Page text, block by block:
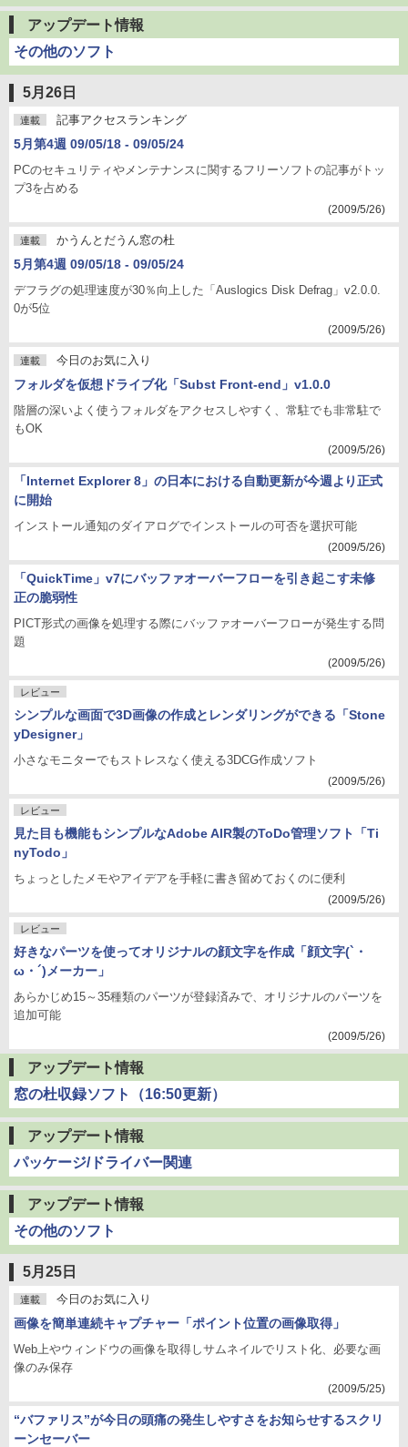
アップデート情報
その他のソフト
5月26日
連載 記事アクセスランキング
5月第4週 09/05/18 - 09/05/24
PCのセキュリティやメンテナンスに関するフリーソフトの記事がトッ
プ3を占める
(2009/5/26)
連載 かうんとだうん窓の杜
5月第4週 09/05/18 - 09/05/24
デフラグの処理速度が30％向上した「Auslogics Disk Defrag」v2.0.0.
0が5位
(2009/5/26)
連載 今日のお気に入り
フォルダを仮想ドライブ化「Subst Front-end」v1.0.0
階層の深いよく使うフォルダをアクセスしやすく、常駐でも非常駐で
もOK
(2009/5/26)
「Internet Explorer 8」の日本における自動更新が今週より正式
に開始
インストール通知のダイアログでインストールの可否を選択可能
(2009/5/26)
「QuickTime」v7にバッファオーバーフローを引き起こす未修
正の脆弱性
PICT形式の画像を処理する際にバッファオーバーフローが発生する問
題
(2009/5/26)
レビュー
シンプルな画面で3D画像の作成とレンダリングができる「Stone
yDesigner」
小さなモニターでもストレスなく使える3DCG作成ソフト
(2009/5/26)
レビュー
見た目も機能もシンプルなAdobe AIR製のToDo管理ソフト「Ti
nyTodo」
ちょっとしたメモやアイデアを手軽に書き留めておくのに便利
(2009/5/26)
レビュー
好きなパーツを使ってオリジナルの顔文字を作成「顔文字(`・
ω・´)メーカー」
あらかじめ15～35種類のパーツが登録済みで、オリジナルのパーツを
追加可能
(2009/5/26)
アップデート情報
窓の杜収録ソフト（16:50更新）
アップデート情報
パッケージ/ドライバー関連
アップデート情報
その他のソフト
5月25日
連載 今日のお気に入り
画像を簡単連続キャプチャー「ポイント位置の画像取得」
Web上やウィンドウの画像を取得しサムネイルでリスト化、必要な画
像のみ保存
(2009/5/25)
“バファリス”が今日の頭痛の発生しやすさをお知らせするスクリ
ーンセーバー